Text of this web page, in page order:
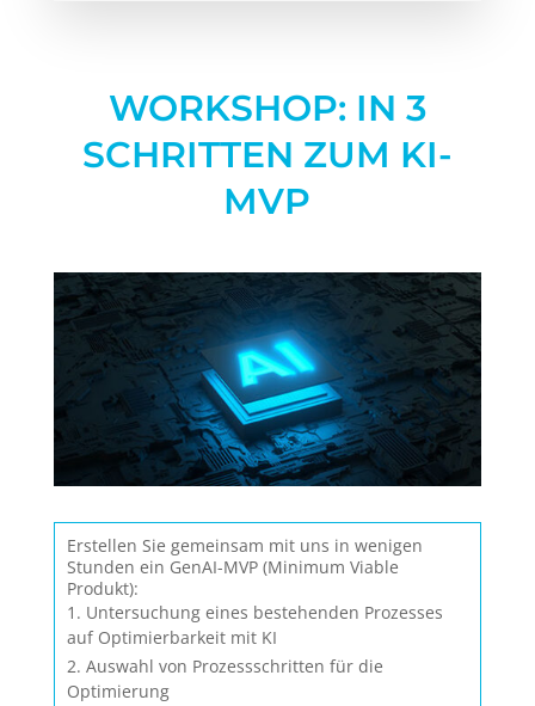
WORKSHOP: IN 3
SCHRITTEN ZUM KI-
MVP
Erstellen Sie gemeinsam mit uns in wenigen
Stunden ein GenAI-MVP (Minimum Viable
Produkt):
Untersuchung eines bestehenden Prozesses
auf Optimierbarkeit mit KI
Auswahl von Prozessschritten für die
Optimierung